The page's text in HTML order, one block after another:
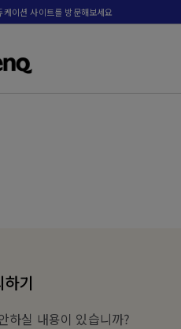
이션 사이트를 방문해보세요
기
하실 내용이 있습니까?